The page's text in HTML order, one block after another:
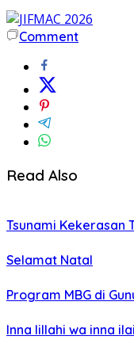
Comment
Read Also
Tsunami Kekerasan
Selamat Natal
Program MBG di
Inna lillahi wa inna